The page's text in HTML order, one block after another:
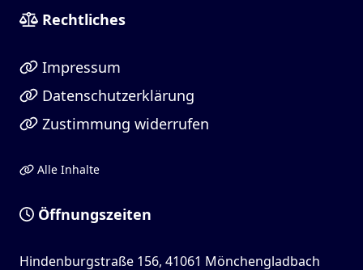
Rechtliches
Impressum
Datenschutzerklärung
Zustimmung widerrufen
Alle Inhalte
Öffnungszeiten
Hindenburgstraße 156, 41061 Mönchengladbach